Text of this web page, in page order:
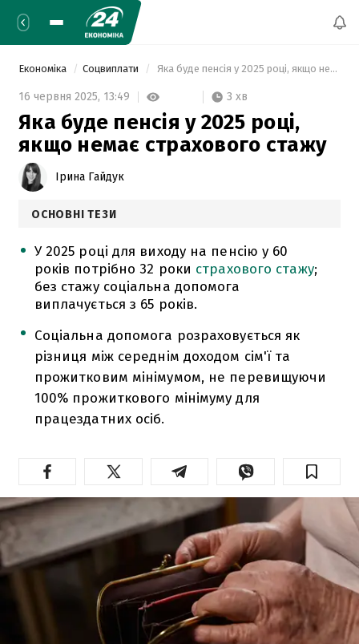
Економіка Соцвиплати Яка буде пенсія у 2025 році, якщо немає страхового стажу
16 червня 2025, 13:49 3 хв
Яка буде пенсія у 2025 році,
якщо немає страхового стажу
Ірина Гайдук
ОСНОВНІ ТЕЗИ
У 2025 році для виходу на пенсію у 60
років потрібно 32 роки страхового стажу;
без стажу соціальна допомога
виплачується з 65 років.
Соціальна допомога розраховується як
різниця між середнім доходом сім'ї та
прожитковим мінімумом, не перевищуючи
100% прожиткового мінімуму для
працездатних осіб.